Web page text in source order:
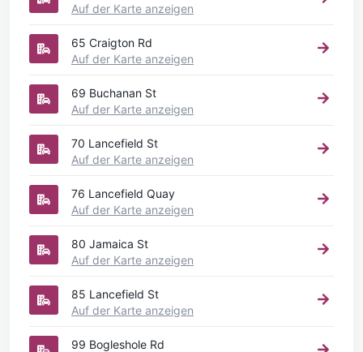
Auf der Karte anzeigen
65 Craigton Rd
Auf der Karte anzeigen
69 Buchanan St
Auf der Karte anzeigen
70 Lancefield St
Auf der Karte anzeigen
76 Lancefield Quay
Auf der Karte anzeigen
80 Jamaica St
Auf der Karte anzeigen
85 Lancefield St
Auf der Karte anzeigen
99 Bogleshole Rd